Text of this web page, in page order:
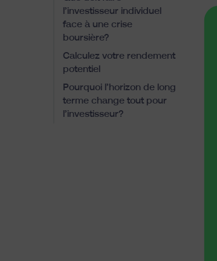
l’investisseur individuel
face à une crise
boursière?
Calculez votre rendement
potentiel
Pourquoi l’horizon de long
terme change tout pour
l’investisseur?